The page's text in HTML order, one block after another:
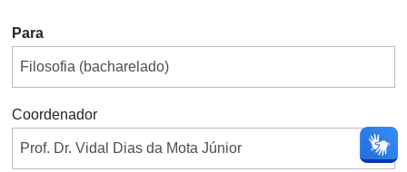
Para
Coordenador